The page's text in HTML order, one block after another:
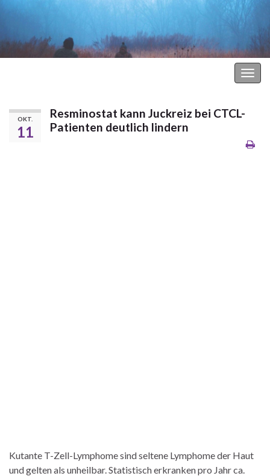
OKT.
11
Resminostat kann Juckreiz bei CTCL-
Patienten deutlich lindern
Kutante T-Zell-Lymphome sind seltene Lymphome der Haut
und gelten als unheilbar. Statistisch erkranken pro Jahr ca.